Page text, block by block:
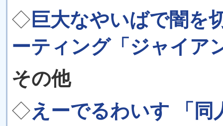
◇ 巨大なやいばで闇を
ーティング「ジャイア
その他
◇えーでるわいす 「同